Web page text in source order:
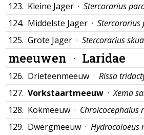
123. Kleine Jager · Stercorarius
124. Middelste Jager · Stercorarius
125. Grote Jager · Stercorarius skua
meeuwen · Laridae
126. Drieteenmeeuw · Rissa
127. Vorkstaartmeeuw ·Xema
128. Kokmeeuw · Chroicocephalus
129. Dwergmeeuw · Hydrocoloeus